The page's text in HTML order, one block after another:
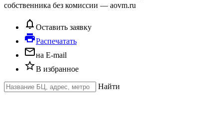
собственника без комиссии — aovm.ru
notifications_none Оставить заявку
local_printshopРаспечатать
mail_outlineна E-mail
star_borderВ избранное
Найти